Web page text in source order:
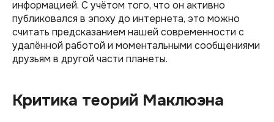
информацией. С учётом того, что он активно
публиковался в эпоху до интернета, это можно
считать предсказанием нашей современности с
удалённой работой и моментальными сообщениями
друзьям в другой части планеты.
Критика теорий Маклюэна